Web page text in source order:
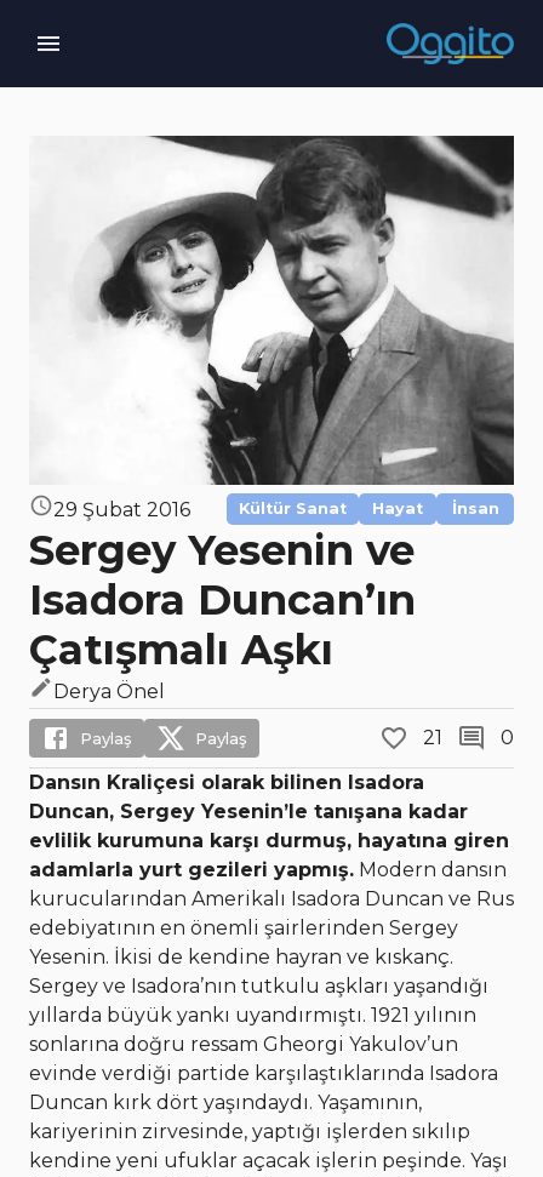
29 Şubat 2016 Kültür Sanat Hayat İnsan
Sergey Yesenin ve
Isadora Duncan’ın
Çatışmalı Aşkı
Derya Önel
Paylaş Paylaş 21
0
Dansın Kraliçesi olarak bilinen Isadora
Duncan, Sergey Yesenin’le tanışana kadar
evlilik kurumuna karşı durmuş, hayatına giren
adamlarla yurt gezileri yapmış. Modern dansın
kurucularından Amerikalı Isadora Duncan ve Rus
edebiyatının en önemli şairlerinden Sergey
Yesenin. İkisi de kendine hayran ve kıskanç.
Sergey ve Isadora’nın tutkulu aşkları yaşandığı
yıllarda büyük yankı uyandırmıştı. 1921 yılının
sonlarına doğru ressam Gheorgi Yakulov’un
evinde verdiği partide karşılaştıklarında Isadora
Duncan kırk dört yaşındaydı. Yaşamının,
kariyerinin zirvesinde, yaptığı işlerden sıkılıp
kendine yeni ufuklar açacak işlerin peşinde. Yaşı